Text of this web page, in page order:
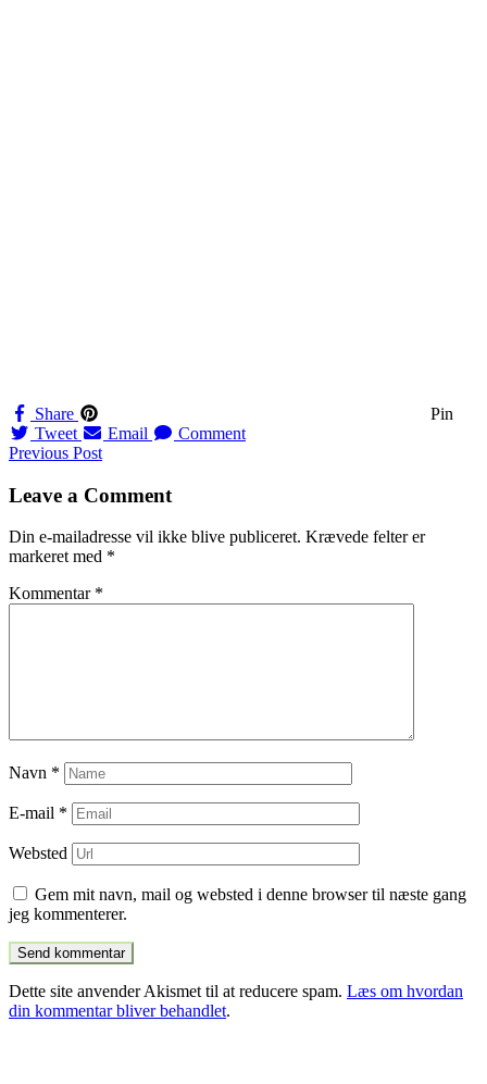
Share
Pin
Tweet
Email Comment
Navigation
til
Previous Post
Leave a Comment
Din e-mailadresse vil ikke blive publiceret. Krævede felter er
markeret med *
Kommentar *
Navn *
E-mail *
Websted
Gem mit navn, mail og websted i denne browser til næste gang
jeg kommenterer.
Dette site anvender Akismet til at reducere spam. Læs om hvordan
din kommentar bliver behandlet.